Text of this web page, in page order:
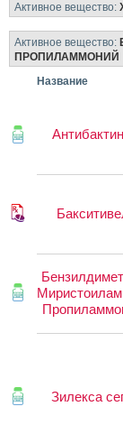
Активное вещество:
Активное вещество:
ПРОПИЛАММОНИЙ
Название
Антибактин
Зилекса